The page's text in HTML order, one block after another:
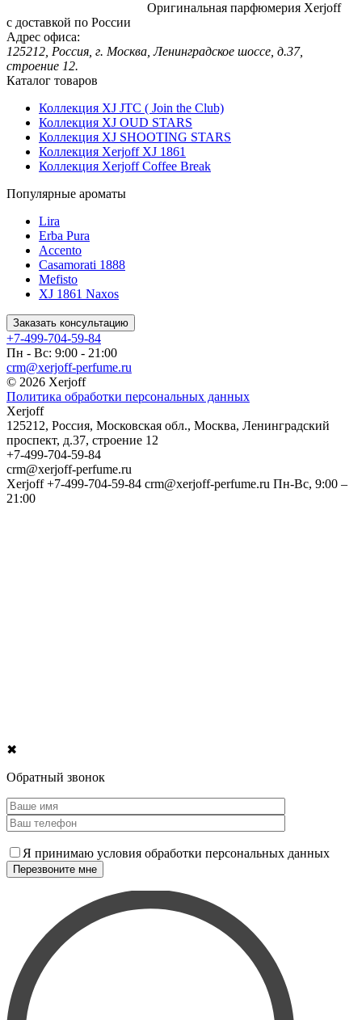
Оригинальная парфюмерия Xerjoff
с доставкой по России
Адрес офиса:
125212, Россия, г. Москва, Ленинградское шоссе, д.37,
строение 12.
Каталог товаров
Коллекция XJ JTC ( Join the Club)
Коллекция XJ OUD STARS
Коллекция XJ SHOOTING STARS
Коллекция Xerjoff XJ 1861
Коллекция Xerjoff Coffee Break
Популярные ароматы
Lira
Erba Pura
Accento
Casamorati 1888
Mefisto
XJ 1861 Naxos
Заказать консультацию
+7-499-704-59-84
Пн - Вс: 9:00 - 21:00
crm@xerjoff-perfume.ru
© 2026 Xerjoff
Политика обработки персональных данных
Xerjoff
125212, Россия, Московская обл., Москва, Ленинградский
проспект, д.37, строение 12
+7-499-704-59-84
crm@xerjoff-perfume.ru
Xerjoff +7-499-704-59-84 crm@xerjoff-perfume.ru Пн-Вс, 9:00 –
21:00
✖
Обратный звонок
Я принимаю условия обработки персональных данных